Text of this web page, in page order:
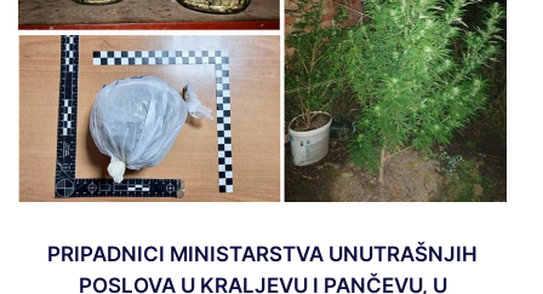
PRIPADNICI MINISTARSTVA UNUTRAŠNJIH
POSLOVA U KRALJEVU I PANČEVU, U